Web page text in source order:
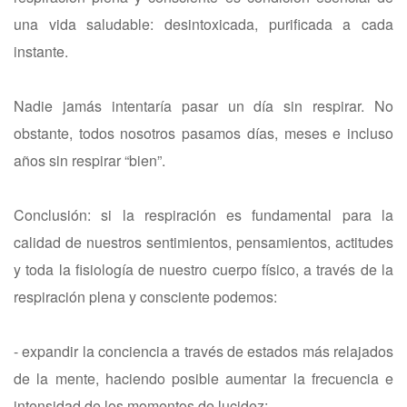
una vida saludable: desintoxicada, purificada a cada
instante.
Nadie jamás intentaría pasar un día sin respirar. No
obstante, todos nosotros pasamos días, meses e incluso
años sin respirar “bien”.
Conclusión: si la respiración es fundamental para la
calidad de nuestros sentimientos, pensamientos, actitudes
y toda la fisiología de nuestro cuerpo físico, a través de la
respiración plena y consciente podemos:
- expandir la conciencia a través de estados más relajados
de la mente, haciendo posible aumentar la frecuencia e